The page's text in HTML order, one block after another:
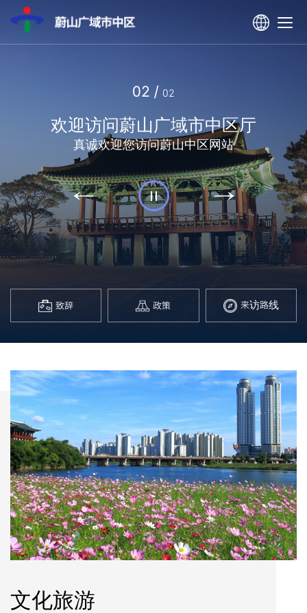
02 / 02
​欢迎访问蔚山广域市中区厅
真诚欢迎您访问蔚山中区网站
致辞 政策 来访路线
文化旅游
文化旅游
文化旅游
文化旅游
文化旅游
文化旅游